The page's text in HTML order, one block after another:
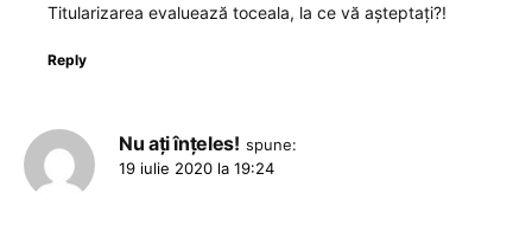
Titularizarea evaluează toceala, la ce vă așteptați?!
Reply
Nu ați înțeles! spune:
19 iulie 2020 la 19:24